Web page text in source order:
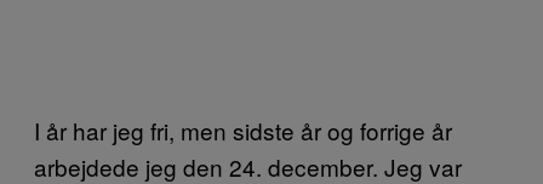
I år har jeg fri, men sidste år og forrige år
arbejdede jeg den 24. december. Jeg var